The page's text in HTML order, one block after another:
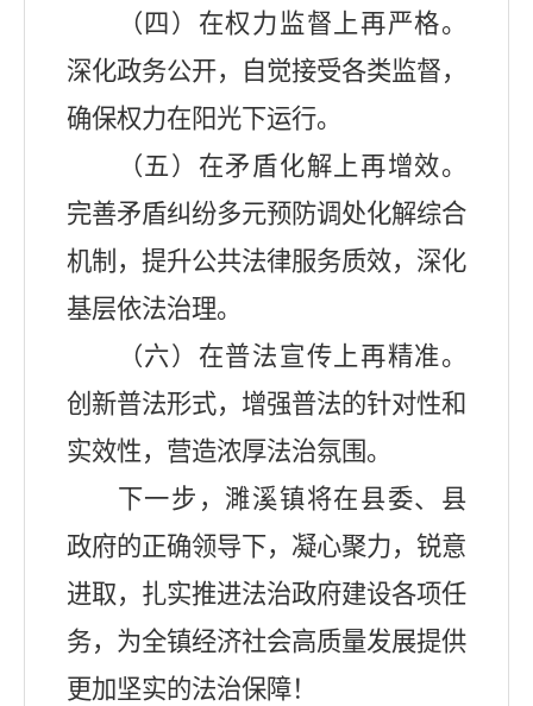
（四）在权力监督上再严格。
深化政务公开，自觉接受各类监督，
确保权力在阳光下运行。
（五）在矛盾化解上再增效。
完善矛盾纠纷多元预防调处化解综合
机制，提升公共法律服务质效，深化
基层依法治理。
（六）在普法宣传上再精准。
创新普法形式，增强普法的针对性和
实效性，营造浓厚法治氛围。
下一步，濉溪镇将在县委、县
政府的正确领导下，凝心聚力，锐意
进取，扎实推进法治政府建设各项任
务，为全镇经济社会高质量发展提供
更加坚实的法治保障！